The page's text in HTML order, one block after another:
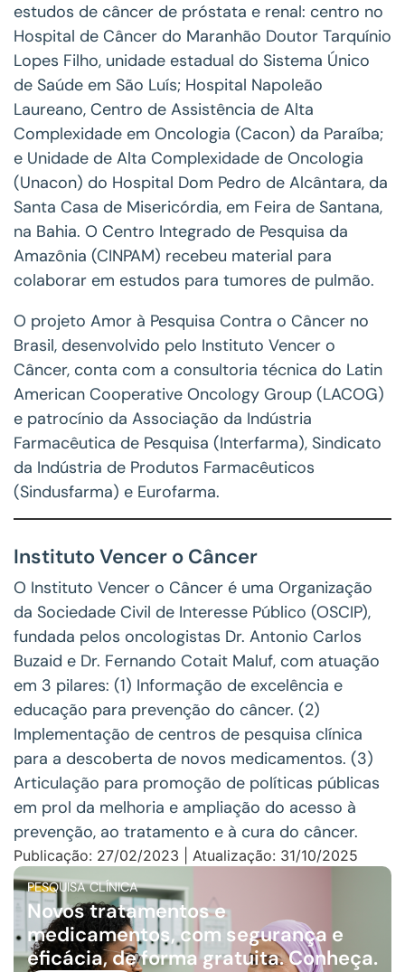
estudos de câncer de próstata e renal: centro no
Hospital de Câncer do Maranhão Doutor Tarquínio
Lopes Filho, unidade estadual do Sistema Único
de Saúde em São Luís; Hospital Napoleão
Laureano, Centro de Assistência de Alta
Complexidade em Oncologia (Cacon) da Paraíba;
e Unidade de Alta Complexidade de Oncologia
(Unacon) do Hospital Dom Pedro de Alcântara, da
Santa Casa de Misericórdia, em Feira de Santana,
na Bahia. O Centro Integrado de Pesquisa da
Amazônia (CINPAM) recebeu material para
colaborar em estudos para tumores de pulmão.
O projeto Amor à Pesquisa Contra o Câncer no
Brasil, desenvolvido pelo Instituto Vencer o
Câncer, conta com a consultoria técnica do Latin
American Cooperative Oncology Group (LACOG)
e patrocínio da Associação da Indústria
Farmacêutica de Pesquisa (Interfarma), Sindicato
da Indústria de Produtos Farmacêuticos
(Sindusfarma) e Eurofarma.
Instituto Vencer o Câncer
O Instituto Vencer o Câncer é uma Organização
da Sociedade Civil de Interesse Público (OSCIP),
fundada pelos oncologistas Dr. Antonio Carlos
Buzaid e Dr. Fernando Cotait Maluf, com atuação
em 3 pilares: (1) Informação de excelência e
educação para prevenção do câncer. (2)
Implementação de centros de pesquisa clínica
para a descoberta de novos medicamentos. (3)
Articulação para promoção de políticas públicas
em prol da melhoria e ampliação do acesso à
prevenção, ao tratamento e à cura do câncer.
Publicação: 27/02/2023 | Atualização: 31/10/2025
PESQUISA CLÍNICA
Novos tratamentos e
medicamentos, com segurança e
eficácia, de forma gratuita. Conheça.